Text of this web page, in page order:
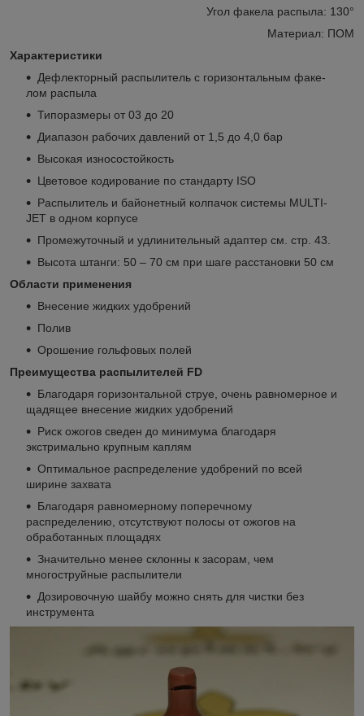
Угол факела распыла: 130°
Материал: ПОМ
Характеристики
Дефлекторный распылитель с горизонтальным факе-
лом распыла
Типоразмеры от 03 до 20
Диапазон рабочих давлений от 1,5 до 4,0 бар
Высокая износостойкость
Цветовое кодирование по стандарту ISO
Распылитель и байонетный колпачок системы MULTI-
JET в одном корпусе
Промежуточный и удлинительный адаптер см. стр. 43.
Высота штанги: 50 – 70 см при шаге расстановки 50 см
Области применения
Внесение жидких удобрений
Полив
Орошение гольфовых полей
Преимущества распылителей FD
Благодаря горизонтальной струе, очень равномерное и
щадящее внесение жидких удобрений
Риск ожогов сведен до минимума благодаря
экстримально крупным каплям
Оптимальное распределение удобрений по всей
ширине захвата
Благодаря равномерному поперечному
распределению, отсутствуют полосы от ожогов на
обработанных площадях
Значительно менее склонны к засорам, чем
многоструйные распылители
Дозировочную шайбу можно снять для чистки без
инструмента